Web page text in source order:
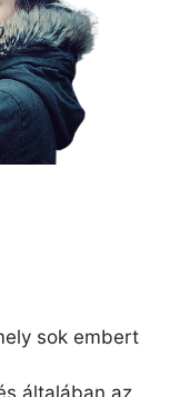
sok embert
általában az